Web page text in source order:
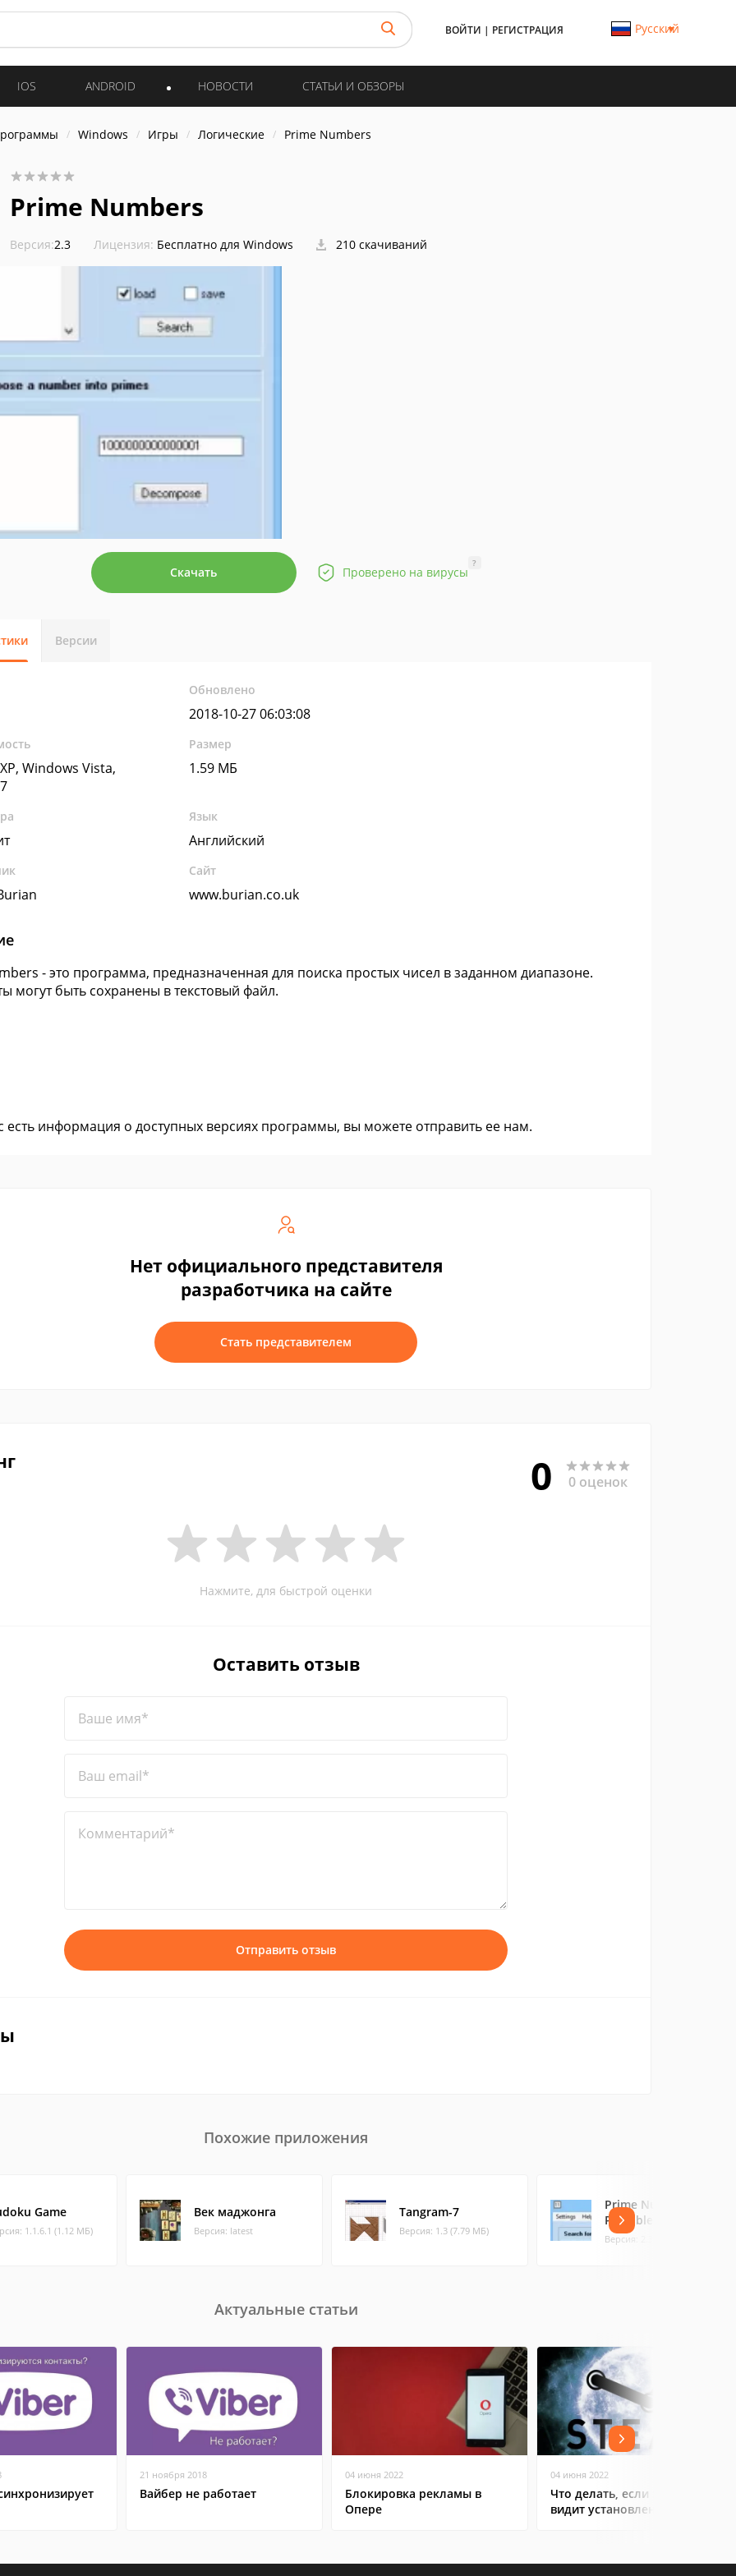
ВОЙТИ | РЕГИСТРАЦИЯ Русский
IOS ANDROID НОВОСТИ СТАТЬИ И ОБЗОРЫ
Windows Игры Логические Prime Numbers
Prime Numbers
Версия:2.3 Лицензия: Бесплатно для Windows 210 скачиваний
Скачать Проверено на вирусы
?
Версии
Обновлено
2018-10-27 06:03:08
Windows Vista,
Размер
1.59 МБ
Язык
Английский
Сайт
www.burian.co.uk
- это программа, предназначенная для поиска простых чисел в заданном диапазоне.
могут быть сохранены в текстовый файл.
есть информация о доступных версиях программы, вы можете отправить ее нам.
Нет официального представителя
разработчика на сайте
Стать представителем
0 0 оценок
Нажмите, для быстрой оценки
Оставить отзыв
Ваше имя*
Ваш email*
Комментарий*
Отправить отзыв
Похожие приложения
Game
1.1.6.1 (1.12 МБ)
Век маджонга
Версия: latest
Tangram-7
Версия: 1.3 (7.79 МБ)
Prime Numbers
Portable
Версия: 2.3 (2.13 МБ)
Актуальные статьи
21 ноября 2018
Вайбер не работает
04 июня 2022
Блокировка рекламы в
Опере
04 июня 2022
Что делать, если Steam не
видит установленную игру